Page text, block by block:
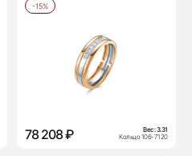
-15%
78 208 ₽ Вес:3.31
Кольцо 106-7120